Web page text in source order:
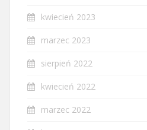
kwiecień 2023
marzec 2023
sierpień 2022
kwiecień 2022
marzec 2022